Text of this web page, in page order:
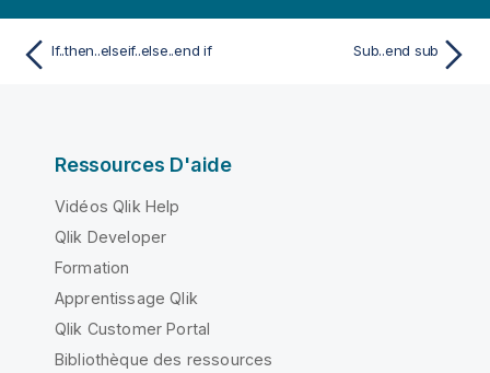
If..then..elseif..else..end if Sub..end sub
Ressources D'aide
Vidéos Qlik Help
Qlik Developer
Formation
Apprentissage Qlik
Qlik Customer Portal
Bibliothèque des ressources